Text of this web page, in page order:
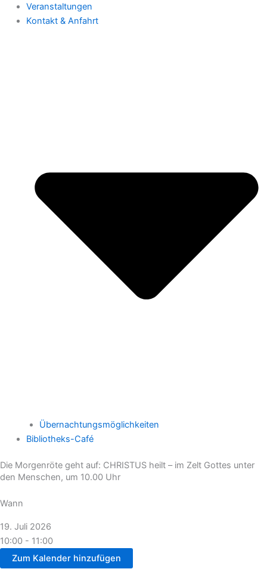
Veranstaltungen
Kontakt & Anfahrt
Übernachtungsmöglichkeiten
Bibliotheks-Café
Die Morgenröte geht auf: CHRISTUS heilt – im Zelt Gottes unter
den Menschen, um 10.00 Uhr
Wann
19. Juli 2026
10:00 - 11:00
Zum Kalender hinzufügen